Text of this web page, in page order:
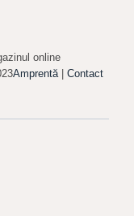
online
Amprentă | Contact